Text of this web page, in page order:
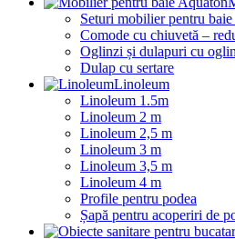
Seturi mobilier pentru
Comode cu chiuvetă –
Oglinzi și dulapuri cu
Dulap cu sertare
Linoleum
Linoleum 1.5m
Linoleum 2 m
Linoleum 2,5 m
Linoleum 3 m
Linoleum 3,5 m
Linoleum 4 m
Profile pentru podea
Șapă pentru acoperiri de